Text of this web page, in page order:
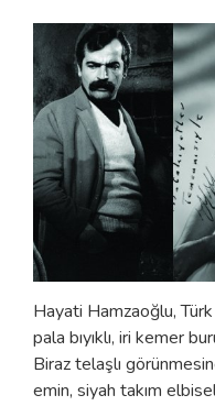
Hayati Hamzaoğlu, Türk
pala bıyıklı, iri kemer
Biraz telaşlı
emin, siyah takım